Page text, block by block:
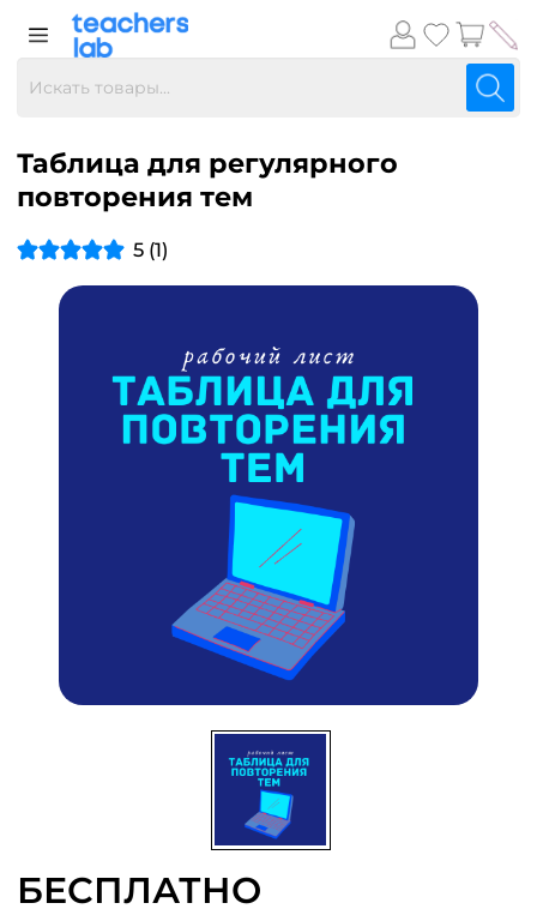
Таблица для регулярного
повторения тем
5 (1)
БЕСПЛАТНО